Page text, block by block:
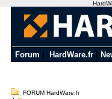
Forum HardWare.fr
FORUM HardWare.fr